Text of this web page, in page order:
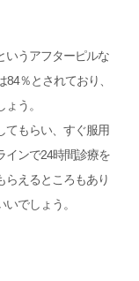
いうアフターピルな
％とされており、
う。
てもらい、すぐ服用
インで24時間診療を
らえるところもあり
でしょう。